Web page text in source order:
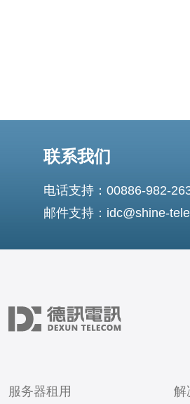
联系我们
电话支持：00886-982-
邮件支持：idc@shine-
服务器租用 解